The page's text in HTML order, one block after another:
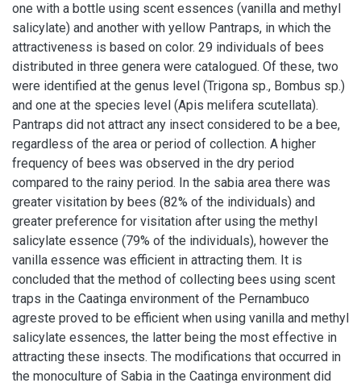
one with a bottle using scent essences (vanilla and methyl
salicylate) and another with yellow Pantraps, in which the
attractiveness is based on color. 29 individuals of bees
distributed in three genera were catalogued. Of these, two
were identified at the genus level (Trigona sp., Bombus sp.)
and one at the species level (Apis melifera scutellata).
Pantraps did not attract any insect considered to be a bee,
regardless of the area or period of collection. A higher
frequency of bees was observed in the dry period
compared to the rainy period. In the sabia area there was
greater visitation by bees (82% of the individuals) and
greater preference for visitation after using the methyl
salicylate essence (79% of the individuals), however the
vanilla essence was efficient in attracting them. It is
concluded that the method of collecting bees using scent
traps in the Caatinga environment of the Pernambuco
agreste proved to be efficient when using vanilla and methyl
salicylate essences, the latter being the most effective in
attracting these insects. The modifications that occurred in
the monoculture of Sabia in the Caatinga environment did